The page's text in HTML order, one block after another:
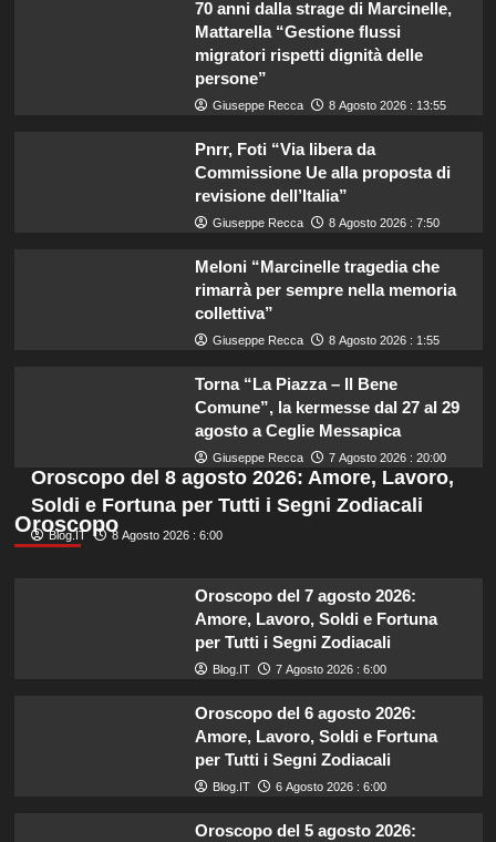
70 anni dalla strage di Marcinelle,
Mattarella “Gestione flussi
migratori rispetti dignità delle
persone”
Giuseppe Recca 8 Agosto 2026 : 13:55
Pnrr, Foti “Via libera da
Commissione Ue alla proposta di
revisione dell’Italia”
Giuseppe Recca 8 Agosto 2026 : 7:50
Meloni “Marcinelle tragedia che
rimarrà per sempre nella memoria
collettiva”
Giuseppe Recca 8 Agosto 2026 : 1:55
Torna “La Piazza – Il Bene
Comune”, la kermesse dal 27 al 29
agosto a Ceglie Messapica
Giuseppe Recca 7 Agosto 2026 : 20:00
Oroscopo
Oroscopo del 8 agosto 2026: Amore, Lavoro,
Soldi e Fortuna per Tutti i Segni Zodiacali
Blog.IT 8 Agosto 2026 : 6:00
Oroscopo del 7 agosto 2026:
Amore, Lavoro, Soldi e Fortuna
per Tutti i Segni Zodiacali
Blog.IT 7 Agosto 2026 : 6:00
Oroscopo del 6 agosto 2026:
Amore, Lavoro, Soldi e Fortuna
per Tutti i Segni Zodiacali
Blog.IT 6 Agosto 2026 : 6:00
Oroscopo del 5 agosto 2026: